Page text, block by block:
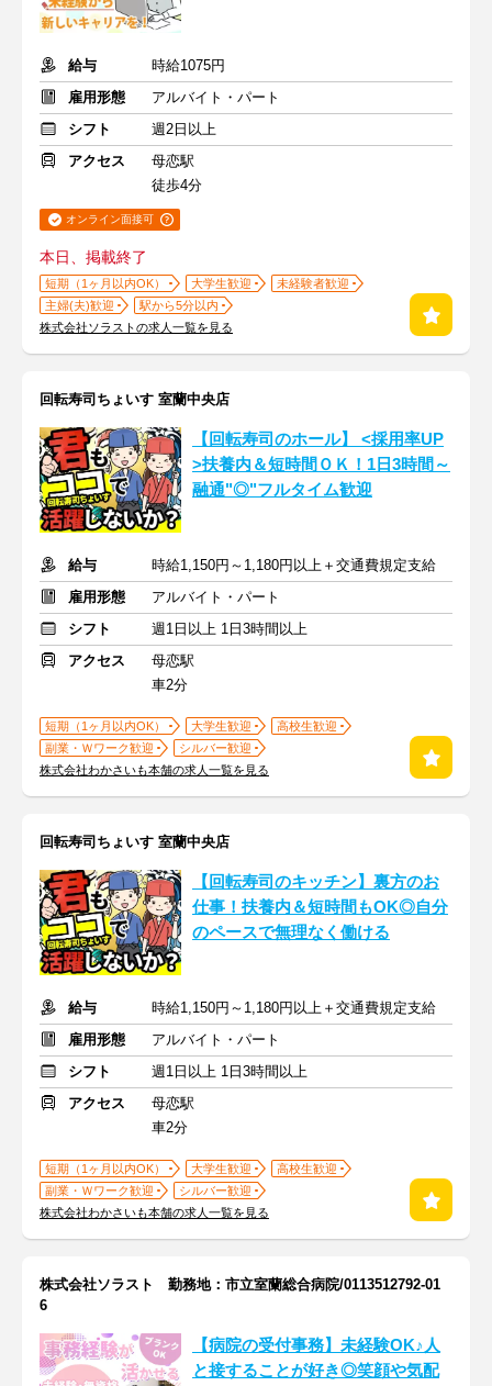
給与
時給1075円
雇用形態
アルバイト・パート
シフト
週2日以上
アクセス
母恋駅
徒歩4分
オンライン面接可
本日、掲載終了
短期（1ヶ月以内OK） 大学生歓迎
未経験者歓迎
主婦(夫)歓迎
駅から5分以内
株式会社ソラストの求人一覧を見る
回転寿司ちょいす 室蘭中央店
【回転寿司のホール】 <採用率UP
>扶養内＆短時間ＯＫ！1日3時間～
融通"◎"フルタイム歓迎
給与
時給1,150円～1,180円以上＋交通費規定支給
雇用形態
アルバイト・パート
シフト
週1日以上 1日3時間以上
アクセス
母恋駅
車2分
短期（1ヶ月以内OK） 大学生歓迎
高校生歓迎
副業・Ｗワーク歓迎
シルバー歓迎
株式会社わかさいも本舗の求人一覧を見る
回転寿司ちょいす 室蘭中央店
【回転寿司のキッチン】裏方のお
仕事！扶養内＆短時間もOK◎自分
のペースで無理なく働ける
給与
時給1,150円～1,180円以上＋交通費規定支給
雇用形態
アルバイト・パート
シフト
週1日以上 1日3時間以上
アクセス
母恋駅
車2分
短期（1ヶ月以内OK） 大学生歓迎
高校生歓迎
副業・Ｗワーク歓迎
シルバー歓迎
株式会社わかさいも本舗の求人一覧を見る
株式会社ソラスト 勤務地：市立室蘭総合病院/0113512792-01
6
【病院の受付事務】未経験OK♪人
と接することが好き◎笑顔や気配